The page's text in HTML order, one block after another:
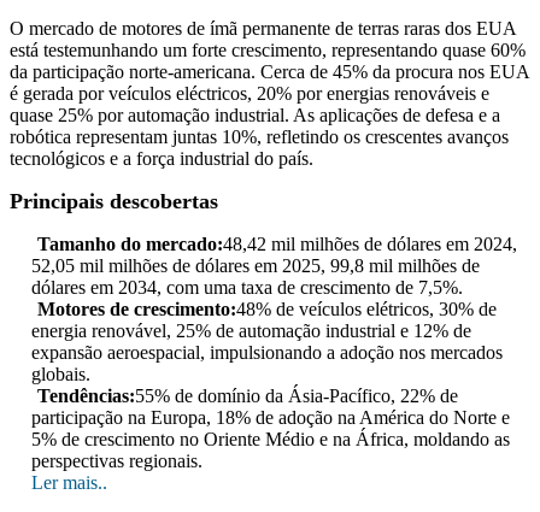
O mercado de motores de ímã permanente de terras raras dos EUA
está testemunhando um forte crescimento, representando quase 60%
da participação norte-americana. Cerca de 45% da procura nos EUA
é gerada por veículos eléctricos, 20% por energias renováveis ​​e
quase 25% por automação industrial. As aplicações de defesa e a
robótica representam juntas 10%, refletindo os crescentes avanços
tecnológicos e a força industrial do país.
Principais descobertas
Tamanho do mercado:48,42 mil milhões de dólares em 2024,
52,05 mil milhões de dólares em 2025, 99,8 mil milhões de
dólares em 2034, com uma taxa de crescimento de 7,5%.
Motores de crescimento:48% de veículos elétricos, 30% de
energia renovável, 25% de automação industrial e 12% de
expansão aeroespacial, impulsionando a adoção nos mercados
globais.
Tendências:55% de domínio da Ásia-Pacífico, 22% de
participação na Europa, 18% de adoção na América do Norte e
5% de crescimento no Oriente Médio e na África, moldando as
perspectivas regionais.
Ler mais..